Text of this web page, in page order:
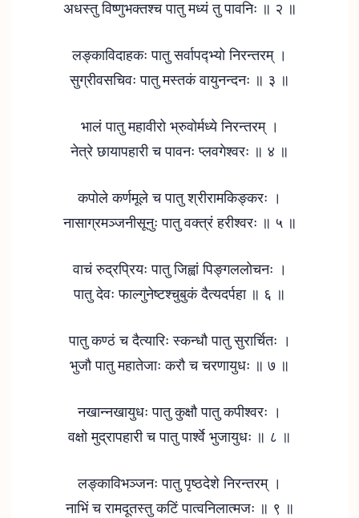
अधस्तु विष्णुभक्तश्च पातु मध्यं तु पावनिः ॥ २ ॥
लङ्काविदाहकः पातु सर्वापद्भ्यो निरन्तरम् ।
सुग्रीवसचिवः पातु मस्तकं वायुनन्दनः ॥ ३ ॥
भालं पातु महावीरो भ्रुवोर्मध्ये निरन्तरम् ।
नेत्रे छायापहारी च पावनः प्लवगेश्वरः ॥ ४ ॥
कपोले कर्णमूले च पातु श्रीरामकिङ्करः ।
नासाग्रमञ्जनीसूनुः पातु वक्त्रं हरीश्वरः ॥ ५ ॥
वाचं रुद्रप्रियः पातु जिह्वां पिङ्गललोचनः ।
पातु देवः फाल्गुनेष्टश्चुबुकं दैत्यदर्पहा ॥ ६ ॥
पातु कण्ठं च दैत्यारिः स्कन्धौ पातु सुरार्चितः ।
भुजौ पातु महातेजाः करौ च चरणायुधः ॥ ७ ॥
नखान्नखायुधः पातु कुक्षौ पातु कपीश्वरः ।
वक्षो मुद्रापहारी च पातु पार्श्वे भुजायुधः ॥ ८ ॥
लङ्काविभञ्जनः पातु पृष्ठदेशे निरन्तरम् ।
नाभिं च रामदूतस्तु कटिं पात्वनिलात्मजः ॥ ९ ॥